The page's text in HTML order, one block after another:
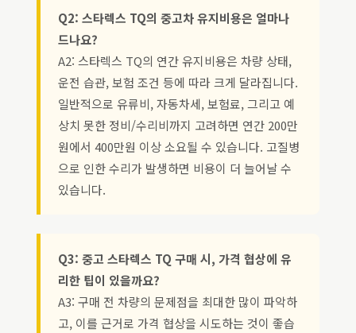
Q2: 스타렉스 TQ의 중고차 유지비용은 얼마나
드나요?
A2: 스타렉스 TQ의 연간 유지비용은 차량 상태,
운전 습관, 보험 조건 등에 따라 크게 달라집니다.
일반적으로 유류비, 자동차세, 보험료, 그리고 예
상치 못한 정비/수리비까지 고려하면 연간 200만
원에서 400만원 이상 소요될 수 있습니다. 고질병
으로 인한 수리가 발생하면 비용이 더 늘어날 수
있습니다.
Q3: 중고 스타렉스 TQ 구매 시, 가격 협상에 유
리한 팁이 있을까요?
A3: 구매 전 차량의 문제점을 최대한 많이 파악하
고, 이를 근거로 가격 협상을 시도하는 것이 좋습